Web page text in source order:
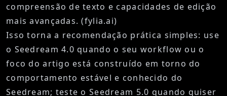
compreensão de texto e capacidades de edição
mais avançadas. (fylia.ai)
Isso torna a recomendação prática simples: use
o Seedream 4.0 quando o seu workflow ou o
foco do artigo está construído em torno do
comportamento estável e conhecido do
Seedream; teste o Seedream 5.0 quando quiser